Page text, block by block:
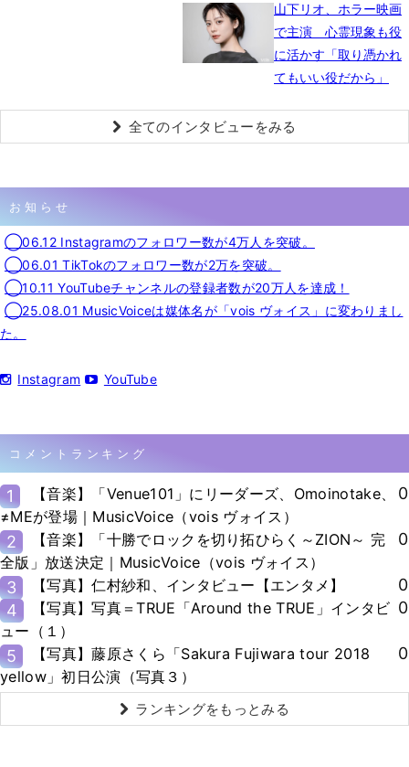
山下リオ、ホラー映画
で主演 心霊現象も役
に活かす「取り憑かれ
てもいい役だから」
全てのインタビューをみる
お知らせ
◯06.12 Instagramのフォロワー数が4万人を突破。
◯06.01 TikTokのフォロワー数が2万を突破。
◯10.11 YouTubeチャンネルの登録者数が20万人を達成！
◯25.08.01 MusicVoiceは媒体名が「vois ヴォイス」に変わりまし
た。
Instagram YouTube
コメントランキング
1
【音楽】「Venue101」にリーダーズ、Omoinotake、
≠MEが登場｜MusicVoice（vois ヴォイス）
0
2
【音楽】「十勝でロックを切り拓ひらく～ZION～ 完
全版」放送決定｜MusicVoice（vois ヴォイス）
0
3 【写真】仁村紗和、インタビュー【エンタメ】
0
4
【写真】写真＝TRUE「Around the TRUE」インタビ
ュー（１）
0
5
【写真】藤原さくら「Sakura Fujiwara tour 2018
yellow」初日公演（写真３）
0
ランキングをもっとみる